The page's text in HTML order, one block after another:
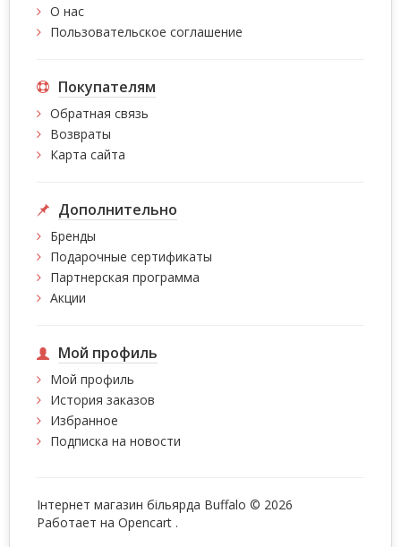
О нас
Пользовательское соглашение
Покупателям
Обратная связь
Возвраты
Карта сайта
Дополнительно
Бренды
Подарочные сертификаты
Партнерская программа
Акции
Мой профиль
Мой профиль
История заказов
Избранное
Подписка на новости
Інтернет магазин більярда Buffalo © 2026
Работает на Opencart .